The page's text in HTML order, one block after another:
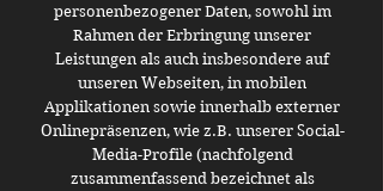
personenbezogener Daten, sowohl im
Rahmen der Erbringung unserer
Leistungen als auch insbesondere auf
unseren Webseiten, in mobilen
Applikationen sowie innerhalb externer
Onlinepräsenzen, wie z.B. unserer Social-
Media-Profile (nachfolgend
zusammenfassend bezeichnet als